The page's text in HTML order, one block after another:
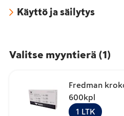
Käyttö ja säilytys
Valitse myyntierä (1)
Fredman
600kpl
1 LTK